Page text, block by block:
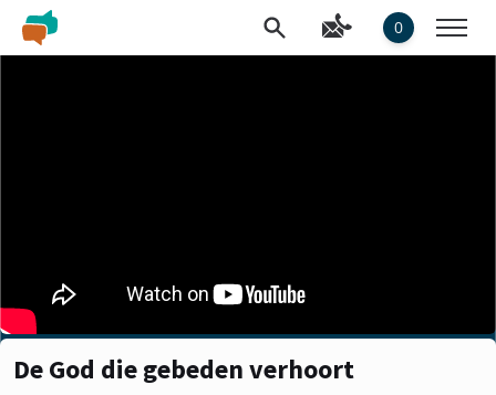
0
De God die gebeden verhoort